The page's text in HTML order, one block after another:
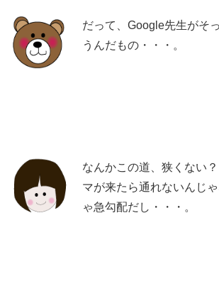
だって、Google先生がそ
うんだもの・・・。
なんかこの道、狭くない
マが来たら通れないんじ
ゃ急勾配だし・・・。